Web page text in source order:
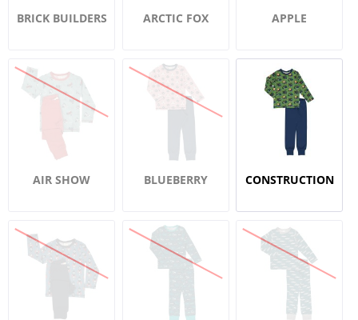
BRICK BUILDERS ARCTIC FOX APPLE
AIR SHOW BLUEBERRY CONSTRUCTION